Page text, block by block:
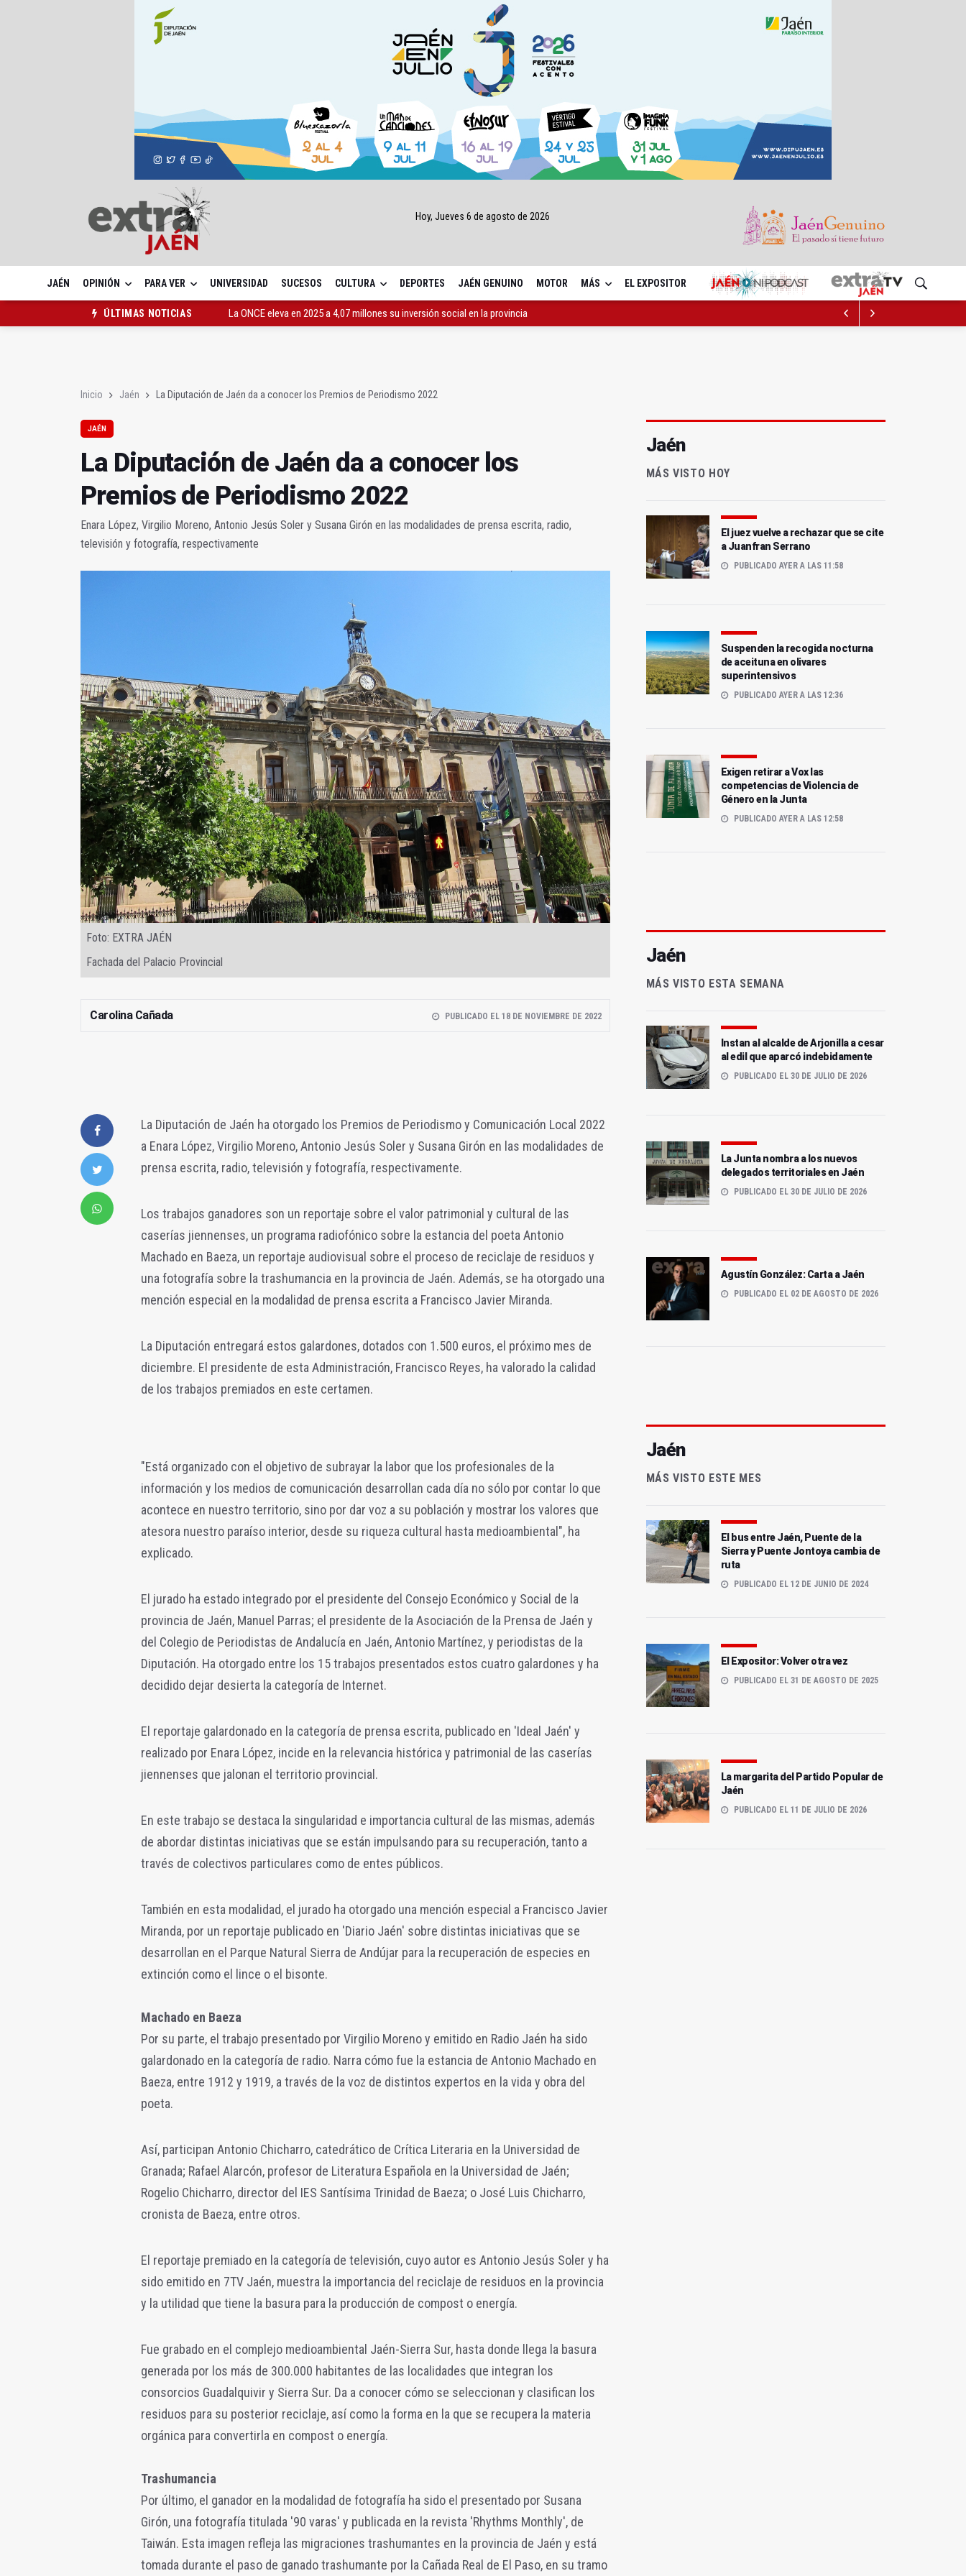
Hoy, Jueves 6 de agosto de 2026
JAÉN OPINIÓN PARA VER UNIVERSIDAD SUCESOS CULTURA DEPORTES JAÉN GENUINO MOTOR MÁS EL EXPOSITOR
ÚLTIMAS NOTICIAS
La ONCE eleva en 2025 a 4,07 millones su inversión social en la provincia
Inicio Jaén La Diputación de Jaén da a conocer los Premios de Periodismo 2022
JAÉN
La Diputación de Jaén da a conocer los
Premios de Periodismo 2022
Enara López, Virgilio Moreno, Antonio Jesús Soler y Susana Girón en las modalidades de prensa escrita, radio,
televisión y fotografía, respectivamente
Foto: EXTRA JAÉN
Fachada del Palacio Provincial
Carolina Cañada PUBLICADO EL 18 DE NOVIEMBRE DE 2022
La Diputación de Jaén ha otorgado los Premios de Periodismo y Comunicación Local 2022
a Enara López, Virgilio Moreno, Antonio Jesús Soler y Susana Girón en las modalidades de
prensa escrita, radio, televisión y fotografía, respectivamente.
Los trabajos ganadores son un reportaje sobre el valor patrimonial y cultural de las
caserías jiennenses, un programa radiofónico sobre la estancia del poeta Antonio
Machado en Baeza, un reportaje audiovisual sobre el proceso de reciclaje de residuos y
una fotografía sobre la trashumancia en la provincia de Jaén. Además, se ha otorgado una
mención especial en la modalidad de prensa escrita a Francisco Javier Miranda.
La Diputación entregará estos galardones, dotados con 1.500 euros, el próximo mes de
diciembre. El presidente de esta Administración, Francisco Reyes, ha valorado la calidad
de los trabajos premiados en este certamen.
"Está organizado con el objetivo de subrayar la labor que los profesionales de la
información y los medios de comunicación desarrollan cada día no sólo por contar lo que
acontece en nuestro territorio, sino por dar voz a su población y mostrar los valores que
atesora nuestro paraíso interior, desde su riqueza cultural hasta medioambiental", ha
explicado.
El jurado ha estado integrado por el presidente del Consejo Económico y Social de la
provincia de Jaén, Manuel Parras; el presidente de la Asociación de la Prensa de Jaén y
del Colegio de Periodistas de Andalucía en Jaén, Antonio Martínez, y periodistas de la
Diputación. Ha otorgado entre los 15 trabajos presentados estos cuatro galardones y ha
decidido dejar desierta la categoría de Internet.
El reportaje galardonado en la categoría de prensa escrita, publicado en 'Ideal Jaén' y
realizado por Enara López, incide en la relevancia histórica y patrimonial de las caserías
jiennenses que jalonan el territorio provincial.
En este trabajo se destaca la singularidad e importancia cultural de las mismas, además
de abordar distintas iniciativas que se están impulsando para su recuperación, tanto a
través de colectivos particulares como de entes públicos.
También en esta modalidad, el jurado ha otorgado una mención especial a Francisco Javier
Miranda, por un reportaje publicado en 'Diario Jaén' sobre distintas iniciativas que se
desarrollan en el Parque Natural Sierra de Andújar para la recuperación de especies en
extinción como el lince o el bisonte.
Machado en Baeza
Por su parte, el trabajo presentado por Virgilio Moreno y emitido en Radio Jaén ha sido
galardonado en la categoría de radio. Narra cómo fue la estancia de Antonio Machado en
Baeza, entre 1912 y 1919, a través de la voz de distintos expertos en la vida y obra del
poeta.
Así, participan Antonio Chicharro, catedrático de Crítica Literaria en la Universidad de
Granada; Rafael Alarcón, profesor de Literatura Española en la Universidad de Jaén;
Rogelio Chicharro, director del IES Santísima Trinidad de Baeza; o José Luis Chicharro,
cronista de Baeza, entre otros.
El reportaje premiado en la categoría de televisión, cuyo autor es Antonio Jesús Soler y ha
sido emitido en 7TV Jaén, muestra la importancia del reciclaje de residuos en la provincia
y la utilidad que tiene la basura para la producción de compost o energía.
Fue grabado en el complejo medioambiental Jaén-Sierra Sur, hasta donde llega la basura
generada por los más de 300.000 habitantes de las localidades que integran los
consorcios Guadalquivir y Sierra Sur. Da a conocer cómo se seleccionan y clasifican los
residuos para su posterior reciclaje, así como la forma en la que se recupera la materia
orgánica para convertirla en compost o energía.
Trashumancia
Por último, el ganador en la modalidad de fotografía ha sido el presentado por Susana
Girón, una fotografía titulada '90 varas' y publicada en la revista 'Rhythms Monthly', de
Taiwán. Esta imagen refleja las migraciones trashumantes en la provincia de Jaén y está
tomada durante el paso de ganado trashumante por la Cañada Real de El Paso, en su tramo
Jaén
MÁS VISTO HOY
El juez vuelve a rechazar que se cite
a Juanfran Serrano
PUBLICADO AYER A LAS 11:58
Suspenden la recogida nocturna
de aceituna en olivares
superintensivos
PUBLICADO AYER A LAS 12:36
Exigen retirar a Vox las
competencias de Violencia de
Género en la Junta
PUBLICADO AYER A LAS 12:58
Jaén
MÁS VISTO ESTA SEMANA
Instan al alcalde de Arjonilla a cesar
al edil que aparcó indebidamente
PUBLICADO EL 30 DE JULIO DE 2026
La Junta nombra a los nuevos
delegados territoriales en Jaén
PUBLICADO EL 30 DE JULIO DE 2026
Agustín González: Carta a Jaén
PUBLICADO EL 02 DE AGOSTO DE 2026
Jaén
MÁS VISTO ESTE MES
El bus entre Jaén, Puente de la
Sierra y Puente Jontoya cambia de
ruta
PUBLICADO EL 12 DE JUNIO DE 2024
El Expositor: Volver otra vez
PUBLICADO EL 31 DE AGOSTO DE 2025
La margarita del Partido Popular de
Jaén
PUBLICADO EL 11 DE JULIO DE 2026